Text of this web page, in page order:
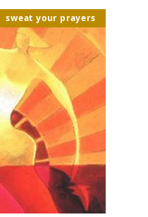
sweat your prayers